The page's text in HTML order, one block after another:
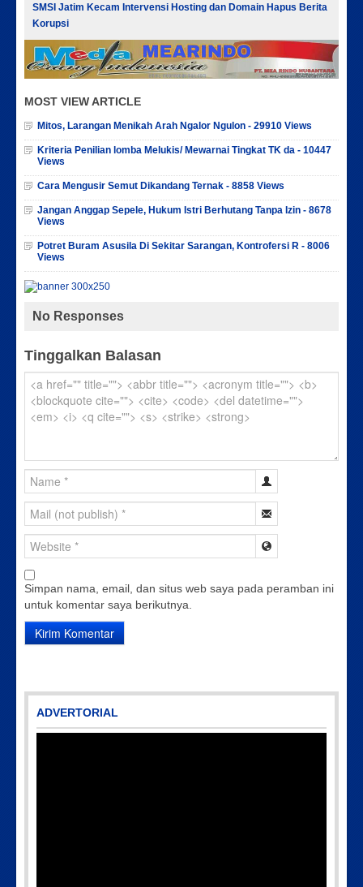
SMSI Jatim Kecam Intervensi Hosting dan Domain Hapus Berita
Korupsi
MOST VIEW ARTICLE
Mitos, Larangan Menikah Arah Ngalor Ngulon - 29910 Views
Kriteria Penilian lomba Melukis/ Mewarnai Tingkat TK da - 10447
Views
Cara Mengusir Semut Dikandang Ternak - 8858 Views
Jangan Anggap Sepele, Hukum Istri Berhutang Tanpa Izin - 8678
Views
Potret Buram Asusila Di Sekitar Sarangan, Kontrofersi R - 8006
Views
No Responses
Tinggalkan Balasan
Simpan nama, email, dan situs web saya pada peramban ini
untuk komentar saya berikutnya.
ADVERTORIAL